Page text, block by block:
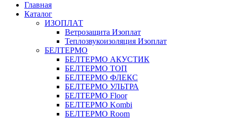
Главная
Каталог
ИЗОПЛАТ
Ветрозащита Изоплат
Теплозвукоизоляция Изоплат
БЕЛТЕРМО
БЕЛТЕРМО АКУСТИК
БЕЛТЕРМО ТОП
БЕЛТЕРМО ФЛЕКС
БЕЛТЕРМО УЛЬТРА
БЕЛТЕРМО Floor
БЕЛТЕРМО Kombi
БЕЛТЕРМО Room